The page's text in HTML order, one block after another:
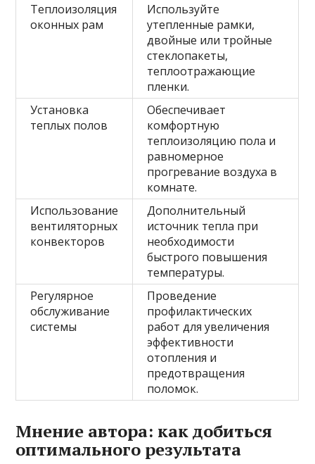
Теплоизоляция
оконных рам
Используйте
утепленные рамки,
двойные или тройные
стеклопакеты,
теплоотражающие
пленки.
Установка
теплых полов
Обеспечивает
комфортную
теплоизоляцию пола и
равномерное
прогревание воздуха в
комнате.
Использование
вентиляторных
конвекторов
Дополнительный
источник тепла при
необходимости
быстрого повышения
температуры.
Регулярное
обслуживание
системы
Проведение
профилактических
работ для увеличения
эффективности
отопления и
предотвращения
поломок.
Мнение автора: как добиться
оптимального результата